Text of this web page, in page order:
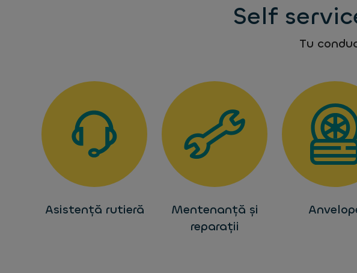
Self
Tu
Asistență rutieră
Mentenanță și
reparații